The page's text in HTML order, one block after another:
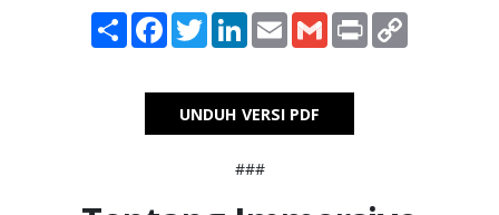
Share Facebook
TwitterLinkedInEmail Gmail Print
UNDUH VERSI PDF
###